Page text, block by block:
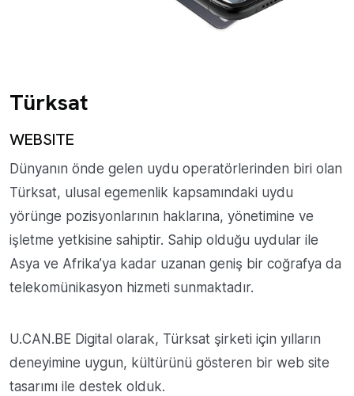
Türksat
WEBSITE
Dünyanın önde gelen uydu operatörlerinden biri olan
Türksat, ulusal egemenlik kapsamındaki uydu
yörünge pozisyonlarının haklarına, yönetimine ve
işletme yetkisine sahiptir. Sahip olduğu uydular ile
Asya ve Afrika’ya kadar uzanan geniş bir coğrafya da
telekomünikasyon hizmeti sunmaktadır.
U.CAN.BE Digital olarak, Türksat şirketi için yılların
deneyimine uygun, kültürünü gösteren bir web site
tasarımı ile destek olduk.